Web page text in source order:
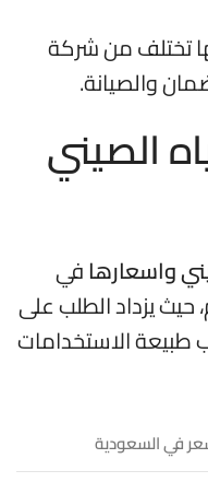
تختلف من شركة
والصيانة.
الصيني
واسعارهافي
يزداد الطلب على
طبيعة الاستخدامات
في السعودية